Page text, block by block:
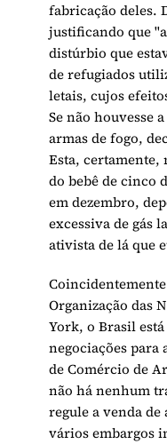
fabricação deles.
justificando que
distúrbio que
de refugiados
letais, cujos
Se não houvesse
armas de fogo,
Esta, certamente,
do bebê de cinco
em dezembro,
excessiva de gás
ativista de lá que
Organização das
York, o Brasil
negociações para
de Comércio de
não há nenhum
regule a venda
vários embargos